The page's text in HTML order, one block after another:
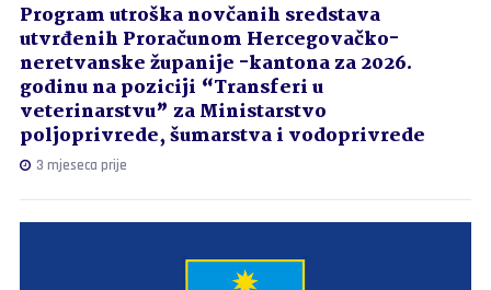
Program utroška novčanih sredstava
utvrđenih Proračunom Hercegovačko-
neretvanske županije -kantona za 2026.
godinu na poziciji “Transferi u
veterinarstvu” za Ministarstvo
poljoprivrede, šumarstva i vodoprivrede
3 mjeseca prije